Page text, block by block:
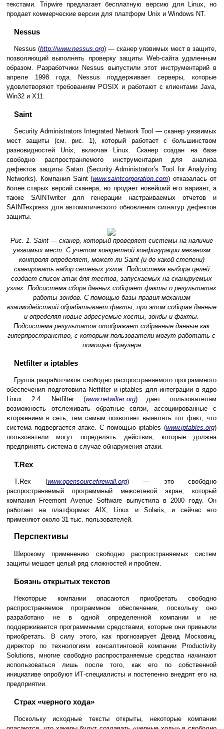
текстами. Tripwire предлагает бесплатную версию для Linux, но
продает коммерческие версии для платформ Unix и Windows NT.
Nessus
Nessus (http://www.nessus.org) — сканер уязвимых мест в защите,
позволяющий выполнять проверку защиты Web-сайта удаленным
образом. Разработчики Nessus выпустили этот инструментарий в
апреле 1998 года. Nessus поддерживает серверы, которые
удовлетворяют требованиям POSIX и работают с клиентами Java,
Win32 и X11.
Saint
Security Administrators Integrated Network Tool — сканер уязвимых
мест защиты (см. рис. 1), который работает с большинством
разновидностей Unix, включая Linux. Сканер создан на базе
свободно распространяемого инструментария для анализа
дефектов защиты Satan (Security Administrator’s Tool for Analyzing
Networks). Компания Saint (www.saintcorporation.com) отказалась от
более старых версий сканера, но продает новейший его вариант, а
также SAINTwriter для генерации настраиваемых отчетов и
SAINTexpress для автоматического обновления сигнатур дефектов
защиты.
Рис. 1. Saint — сканер, который проверяет системы на наличие
уязвимых мест. С учетом конкретной конфигурации механизм
контроля определяет, может ли Saint (и до какой степени)
сканировать набор сетевых узлов. Подсистема выбора целей
создает список атак для тестов, запускаемых на сканируемых
узлах. Подсистема сбора данных собирает факты о результатах
работы зондов. С помощью базы правил механизм
взаимодействий обрабатывает факты, при этом собирая данные
и определяя новые адресуемые хосты, зонды и факты.
Подсистема результатов отображает собранные данные как
гиперпространство, с которым пользователи могут работать с
помощью браузера
Netfilter и iptables
Группа разработчиков свободно распространяемого программного
обеспечения подготовила Netfilter и iptables для интеграции в ядро
Linux 2.4. Netfilter (www.netwilter.org) дает пользователям
возможность отслеживать обратные связи, ассоциированные с
вторжением в сеть, тем самым позволяет выявлять тот факт, что
система подвергается атаке. С помощью iptables (www.iptables.org)
пользователи могут определять действия, которые должна
предпринять система в случае обнаружения атаки.
T.Rex
T.Rex (www.opensourcefirewall.org) — это свободно
распространяемый программный межсетевой экран, который
компания Freemont Avenue Software выпустила в 2000 году. Он
работает на платформах AIX, Linux и Solaris, и сейчас его
применяют около 31 тыс. пользователей.
Перспективы
Широкому применению свободно распространяемых систем
защиты мешает целый ряд сложностей и проблем.
Боязнь открытых текстов
Некоторые компании опасаются приобретать свободно
распространяемое программное обеспечение, поскольку оно
разработано не в одной определенной компании и не
поддерживается программными средствами, которые они привыкли
приобретать. В силу этого, как прогнозирует Девид Московиц,
директор по технологиям консалтинговой компании Productivity
Solutions, многие свободно распространяемые средства начинают
использоваться лишь после того, как его по собственной
инициативе опробуют ИТ-специалисты и постепенно внедрят его на
предприятии.
Страх «черного хода»
Поскольку исходные тексты открыты, некоторые компании